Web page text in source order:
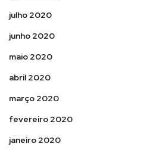
julho 2020
junho 2020
maio 2020
abril 2020
março 2020
fevereiro 2020
janeiro 2020